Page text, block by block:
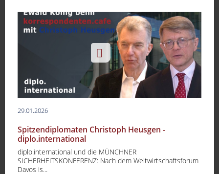
29.01.2026
Spitzendiplomaten Christoph Heusgen -
diplo.international
diplo.international und die MÜNCHNER
SICHERHEITSKONFERENZ: Nach dem Weltwirtschaftsforum
Davos is...